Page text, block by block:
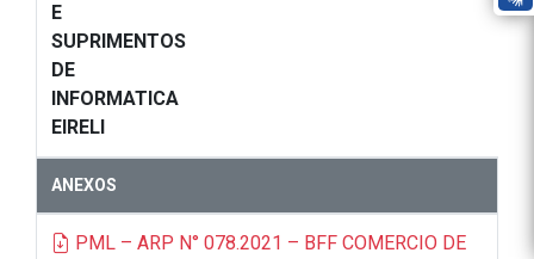
E
SUPRIMENTOS
DE
INFORMATICA
EIRELI
ANEXOS
PML – ARP N° 078.2021 – BFF COMERCIO DE